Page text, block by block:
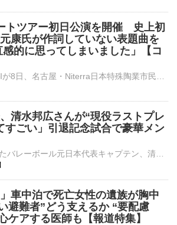
トツアー初日公演を開催 史上初
康氏が作詞していない表題曲を
的に思ってしまいました」【コ
清水邦広さんが“現役ラストプレ
すごい」引退記念試合で豪華メン
車中泊で死亡女性の遺族が胸中
避難者”どう支えるか “要配慮
ケアする医師も【報道特集】